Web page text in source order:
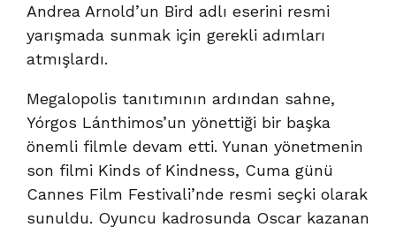
Andrea Arnold’un Bird adlı eserini resmi
yarışmada sunmak için gerekli adımları
atmışlardı.
Megalopolis tanıtımının ardından sahne,
Yórgos Lánthimos’un yönettiği bir başka
önemli filmle devam etti. Yunan yönetmenin
son filmi Kinds of Kindness, Cuma günü
Cannes Film Festivali’nde resmi seçki olarak
sunuldu. Oyuncu kadrosunda Oscar kazanan